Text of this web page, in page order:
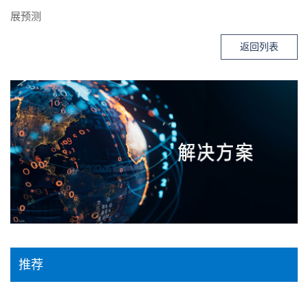
展预测
返回列表
推荐